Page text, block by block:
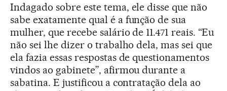
Indagado sobre este tema, ele disse que não
sabe exatamente qual é a função de sua
mulher, que recebe salário de 11.471 reais. “Eu
não sei lhe dizer o trabalho dela, mas sei que
ela fazia essas respostas de questionamentos
vindos ao gabinete”, afirmou durante a
sabatina. E justificou a contratação dela ao